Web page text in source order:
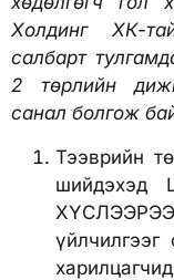
Холдинг ХК-
салбарт
2 төрлийн
санал болгож
Тээврийн
шийдэхэд
ХҮСЛЭЭРЭЭ